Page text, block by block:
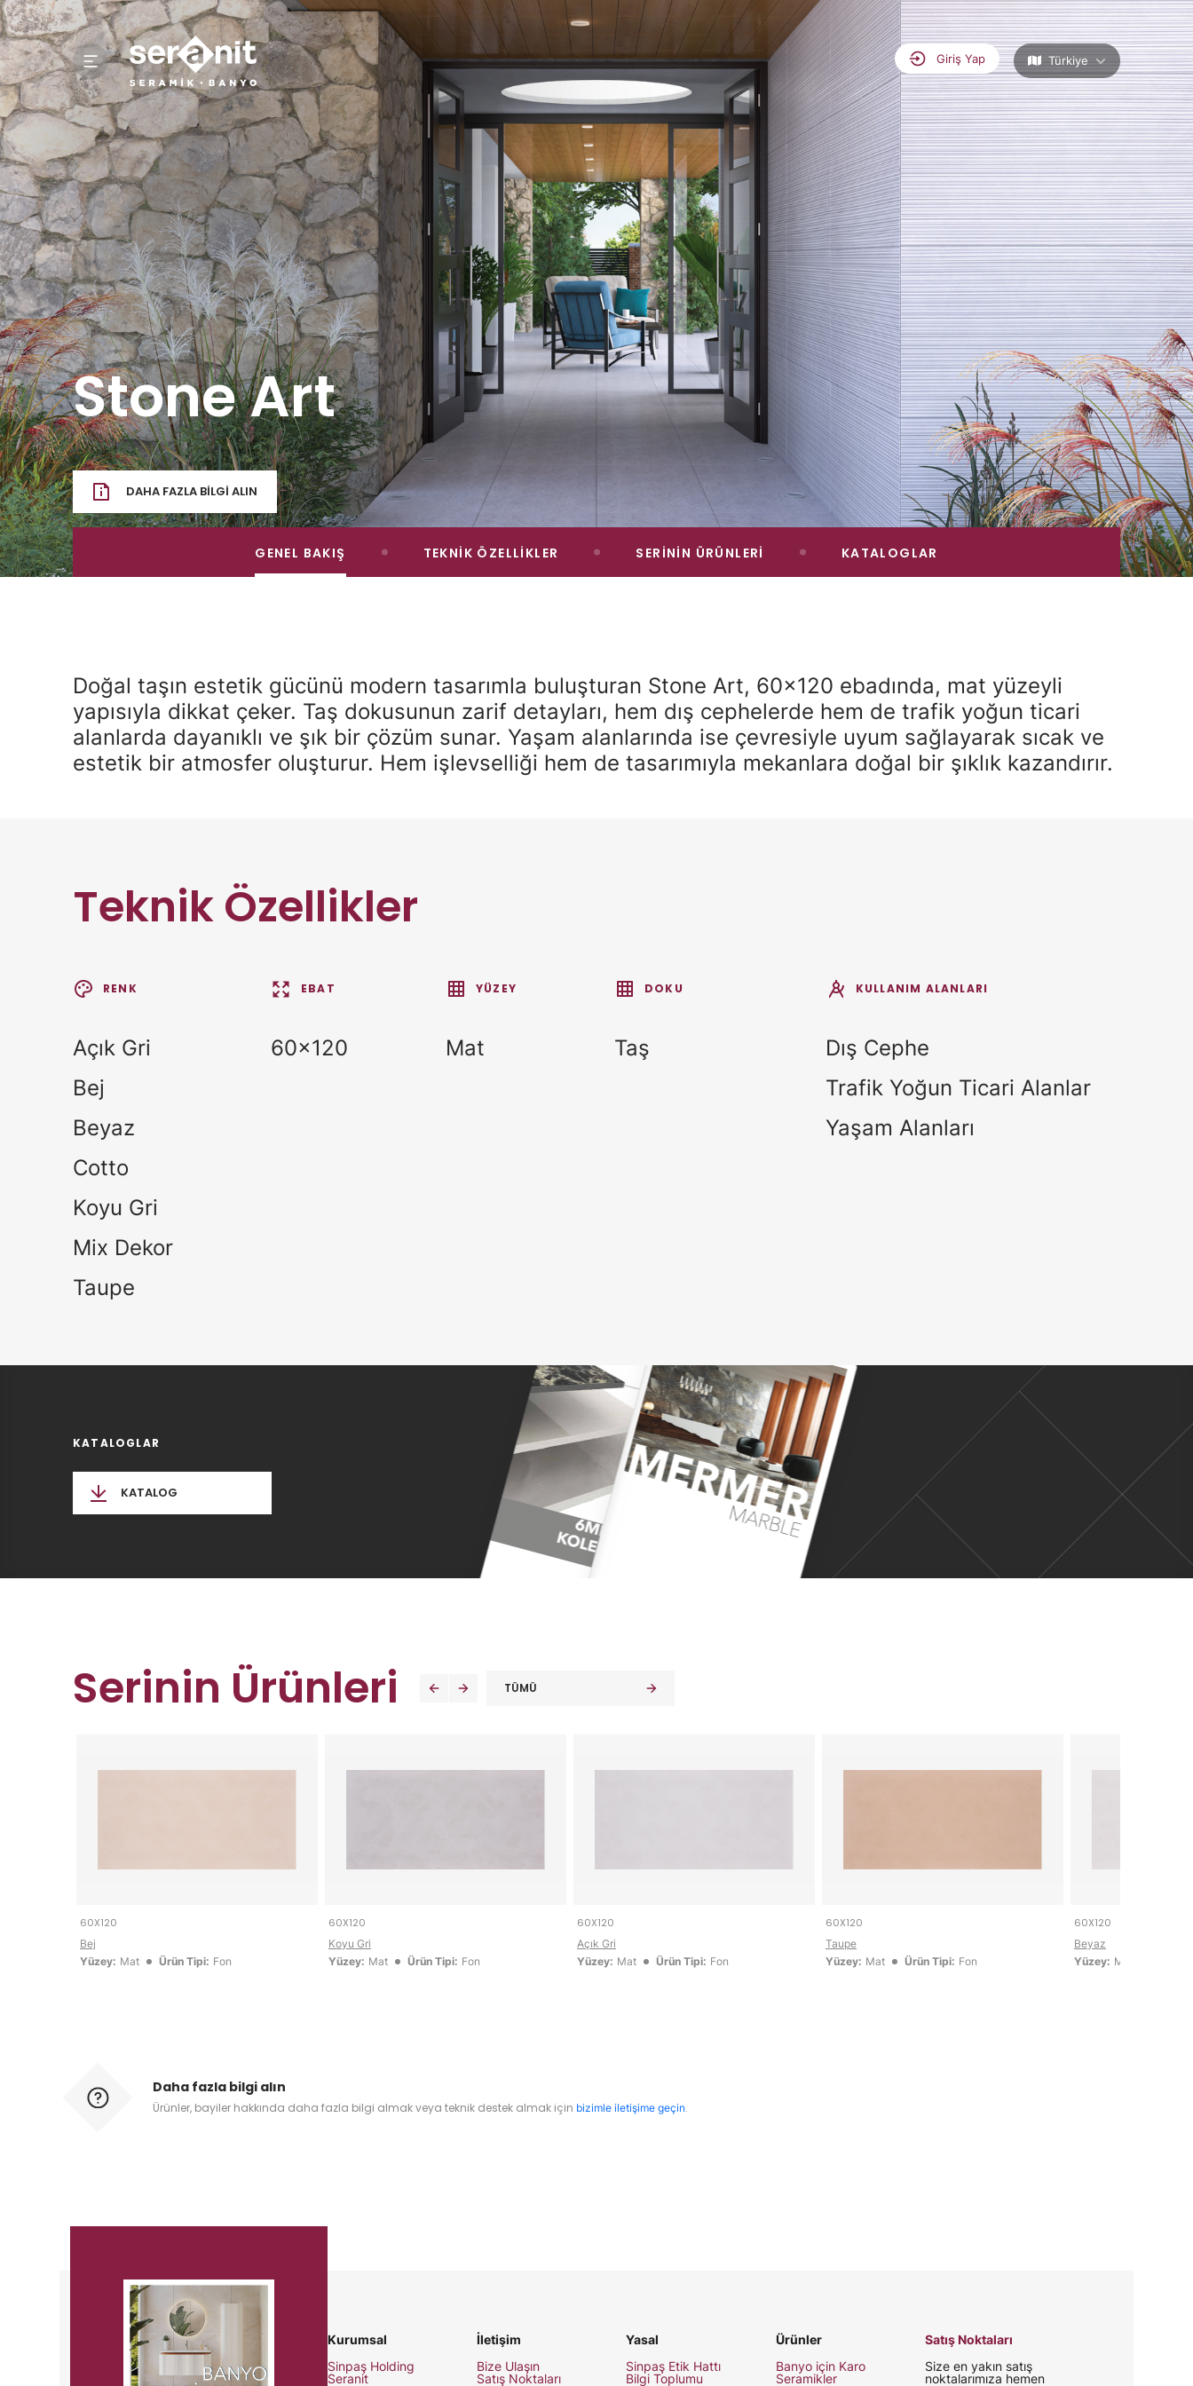
Giriş Yap Türkiye
Stone Art
DAHA FAZLA BILGI ALIN
GENEL BAKIŞ TEKNİK ÖZELLİKLER SERİNİN ÜRÜNLERİ KATALOGLAR
Doğal taşın estetik gücünü modern tasarımla buluşturan Stone Art, 60x120 ebadında, mat yüzeyli
yapısıyla dikkat çeker. Taş dokusunun zarif detayları, hem dış cephelerde hem de trafik yoğun ticari
alanlarda dayanıklı ve şık bir çözüm sunar. Yaşam alanlarında ise çevresiyle uyum sağlayarak sıcak ve
estetik bir atmosfer oluşturur. Hem işlevselliği hem de tasarımıyla mekanlara doğal bir şıklık kazandırır.
Teknik Özellikler
RENK
Açık Gri
Bej
Beyaz
Cotto
Koyu Gri
Mix Dekor
Taupe
EBAT
60x120
YÜZEY
Mat
DOKU
Taş
KULLANIM ALANLARI
Dış Cephe
Trafik Yoğun Ticari Alanlar
Yaşam Alanları
KATALOGLAR
KATALOG
Serinin Ürünleri TÜMÜ
60X120
Bej
Yüzey: Mat Ürün Tipi: Fon
60X120
Koyu Gri
Yüzey: Mat Ürün Tipi: Fon
60X120
Açık Gri
Yüzey: Mat Ürün Tipi: Fon
60X120
Taupe
Yüzey: Mat Ürün Tipi: Fon
60X120
Beyaz
Yüzey: Mat
Daha fazla bilgi alın
Ürünler, bayiler hakkında daha fazla bilgi almak veya teknik destek almak için bizimle iletişime geçin.
Kurumsal
Sinpaş Holding
Seranit
İletişim
Bize Ulaşın
Satış Noktaları
Yasal
Sinpaş Etik Hattı
Bilgi Toplumu
Ürünler
Banyo için Karo
Seramikler
Satış Noktaları
Size en yakın satış
noktalarımıza hemen